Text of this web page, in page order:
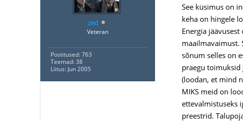
zed
Veteran
Postitused: 763
Teemad: 38
Liitus: Jun 2005
See küsimus on
keha on hingele
Energia
maailmavaimust.
sõnum selles on
praegu toimuksid
(loodan, et mind
MIKS meid on
ettevalmistuseks
preestrid.